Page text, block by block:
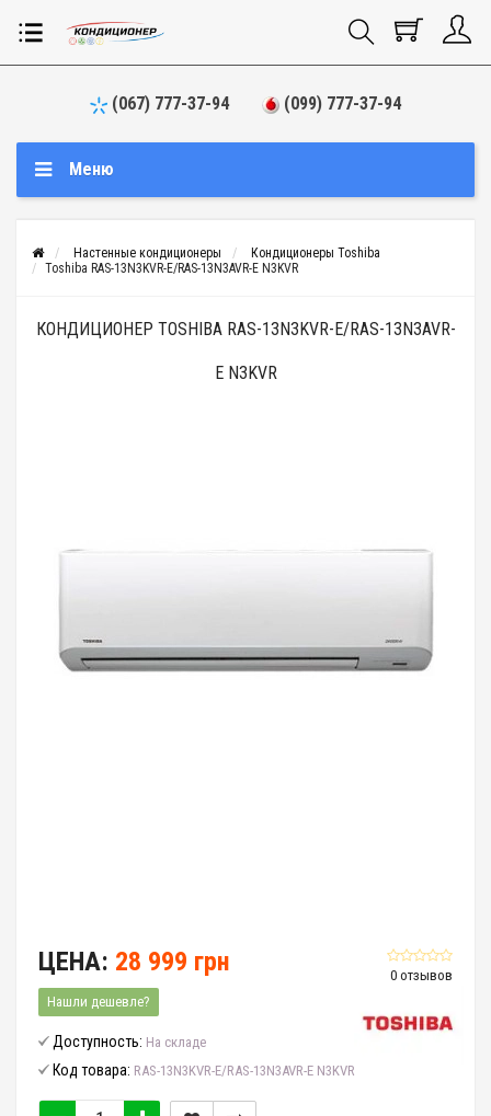
(067) 777-37-94 (099) 777-37-94
Меню
Настенные кондиционеры
Кондиционеры Toshiba
Toshiba RAS-13N3KVR-E/RAS-13N3AVR-E N3KVR
КОНДИЦИОНЕР TOSHIBA RAS-13N3KVR-E/RAS-13N3AVR-
E N3KVR
0 отзывов
ЦЕНА: 28 999 грн
Нашли дешевле?
Доступность: На складе
Код товара: RAS-13N3KVR-E/RAS-13N3AVR-E N3KVR